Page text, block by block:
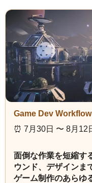
Game Dev
⏰️ 7月30日 〜 8月12
面倒な作業を短縮す
ウンド、デザインま
ゲーム制作のあらゆ